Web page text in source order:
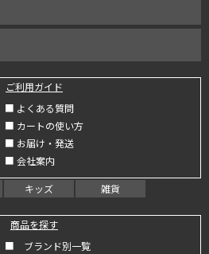
ご利用ガイド
■ よくある質問
■ カートの使い方
■ お届け・発送
■ 会社案内
キッズ 雑貨
商品を探す
■ ブランド別一覧